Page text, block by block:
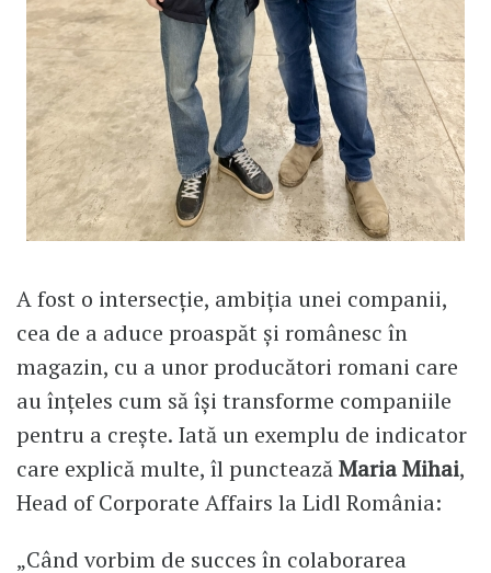
A fost o intersecție, ambiția unei companii,
cea de a aduce proaspăt și românesc în
magazin, cu a unor producători romani care
au înțeles cum să își transforme companiile
pentru a crește. Iată un exemplu de indicator
care explică multe, îl puncteazăMaria Mihai,
Head of Corporate Affairs la Lidl România:
„Când vorbim de succes în colaborarea